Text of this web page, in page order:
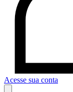
Acesse sua conta